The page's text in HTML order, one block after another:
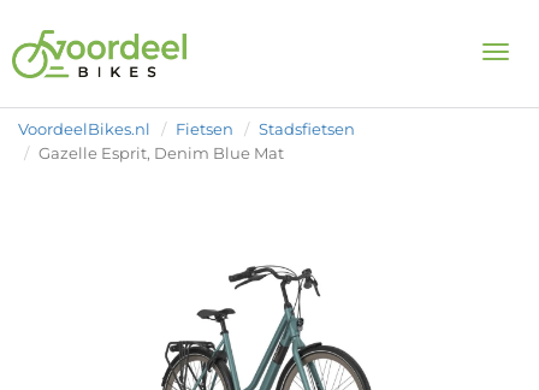
VoordeelBikes.nl Fietsen
Stadsfietsen
Gazelle Esprit, Denim Blue Mat